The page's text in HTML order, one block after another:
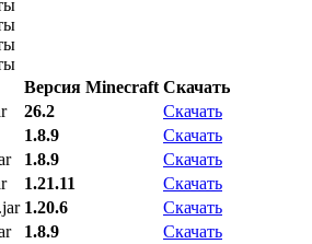
Версия Minecraft Скачать
26.2
Скачать
1.8.9
Скачать
1.8.9
Скачать
1.21.11
Скачать
1.20.6
Скачать
1.8.9
Скачать